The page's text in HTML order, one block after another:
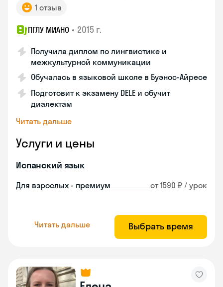
1 отзыв
ПГЛУ МИАНО • 2015 г.
Получила диплом по лингвистике и
межкультурной коммуникации
Обучалась в языковой школе в Буэнос-Айресе
Подготовит к экзамену DELE и обучит
диалектам
Читать дальше
Услуги и цены
Испанский язык
Для взрослых - премиум от 1590 ₽ / урок
Читать дальше Выбрать время